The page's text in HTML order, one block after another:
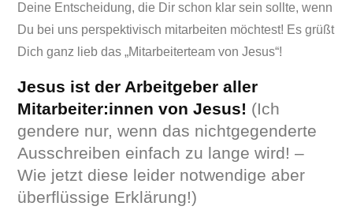
Deine Entscheidung, die Dir schon klar sein sollte, wenn
Du bei uns perspektivisch mitarbeiten möchtest! Es grüßt
Dich ganz lieb das „Mitarbeiterteam von Jesus“!
Jesus ist der Arbeitgeber aller
Mitarbeiter:innen von Jesus! (Ich
gendere nur, wenn das nichtgegenderte
Ausschreiben einfach zu lange wird! –
Wie jetzt diese leider notwendige aber
überflüssige Erklärung!)